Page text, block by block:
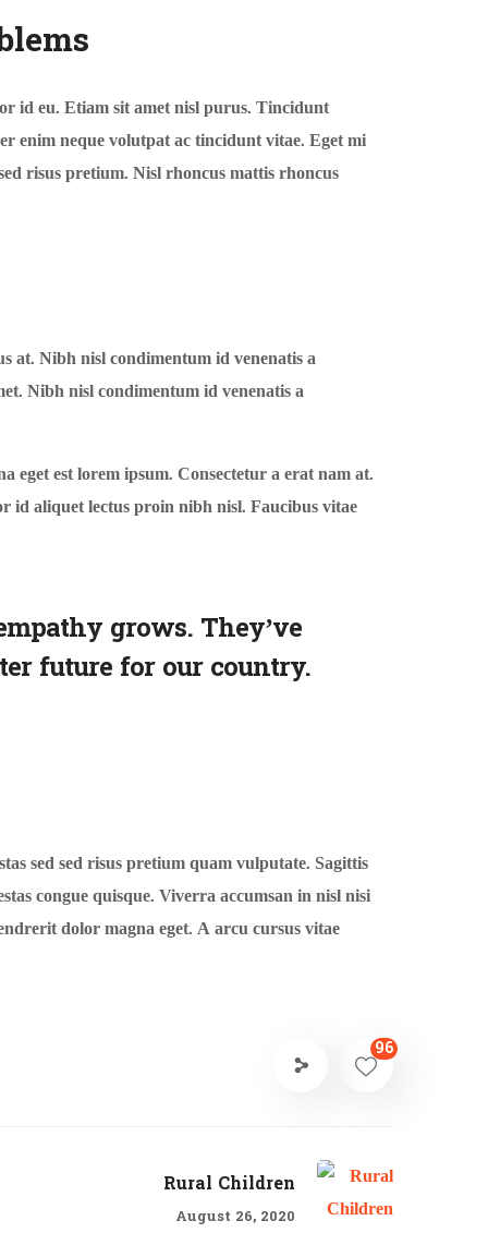
id eu. Etiam sit amet nisl purus. Tincidunt
enim neque volutpat ac tincidunt vitae. Eget mi
risus pretium. Nisl rhoncus mattis rhoncus
at. Nibh nisl condimentum id venenatis a
Nibh nisl condimentum id venenatis a
eget est lorem ipsum. Consectetur a erat nam at.
id aliquet lectus proin nibh nisl. Faucibus vitae
grows. They’ve
future for our country.
sed sed risus pretium quam vulputate. Sagittis
congue quisque. Viverra accumsan in nisl nisi
dolor magna eget. A arcu cursus vitae
96
Rural Children
August 26, 2020